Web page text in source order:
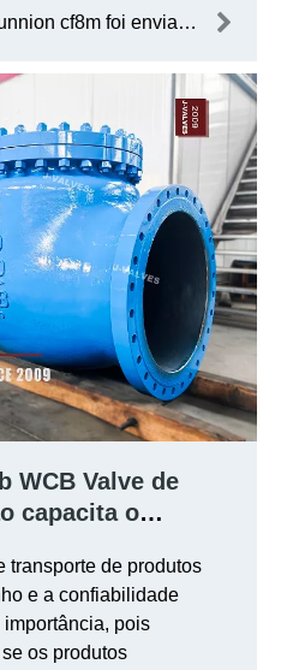
cf8m foi enviado
locais com
se tornou outro
servir ao mercado
WCB Valve de
capacita o
transporte de produtos
e a confiabilidade
pois
os produtos